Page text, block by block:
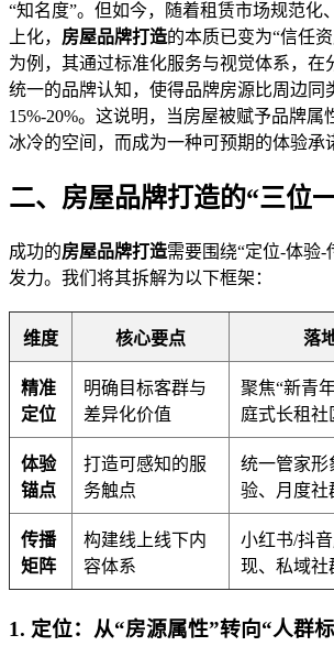
“知名度”。但如今，随着租赁市场规范化
上化， 房屋品牌打造的本质已变为“信任
为例，其通过标准化服务与视觉体系，在
统一的品牌认知，使得品牌房源比周边同
15%-20%。这说明，当房屋被赋予品牌属
冰冷的空间，而成为一种可预期的体验承
二、房屋品牌打造的“三位
成功的房屋品牌打造需要围绕“定位-体验-
发力。我们将其拆解为以下框架：
维度 核心要点 落
精准
定位
明确目标客群与
差异化价值
聚焦“新青
庭式长租社
体验
锚点
打造可感知的服
务触点
统一管家形
验、月度社
传播
矩阵
构建线上线下内
容体系
小红书/抖
现、私域社
1. 定位：从“房源属性”转向“人群